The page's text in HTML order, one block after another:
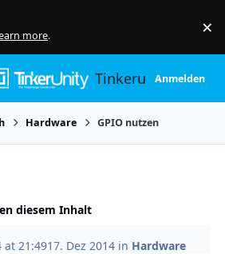
more. ×
TinkerunityAnmelden
Hardware GPIO nutzen
diesem Inhalt
at 21:4917. Dez 2014 in Hardware